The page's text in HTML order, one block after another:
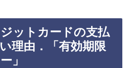
ットカードの支払
理由．「有効期限
」